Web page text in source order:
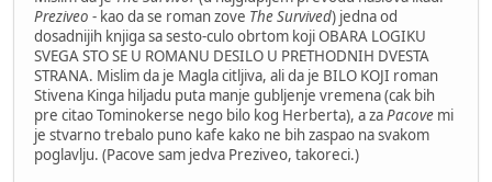
Preziveo - kao da se roman zove The Survived) jedna od
dosadnijih knjiga sa sesto-culo obrtom koji OBARA LOGIKU
SVEGA STO SE U ROMANU DESILO U PRETHODNIH DVESTA
STRANA. Mislim da je Magla citljiva, ali da je BILO KOJI roman
Stivena Kinga hiljadu puta manje gubljenje vremena (cak bih
pre citao Tominokerse nego bilo kog Herberta), a zaPacove mi
je stvarno trebalo puno kafe kako ne bih zaspao na svakom
poglavlju. (Pacove sam jedva Preziveo, takoreci.)